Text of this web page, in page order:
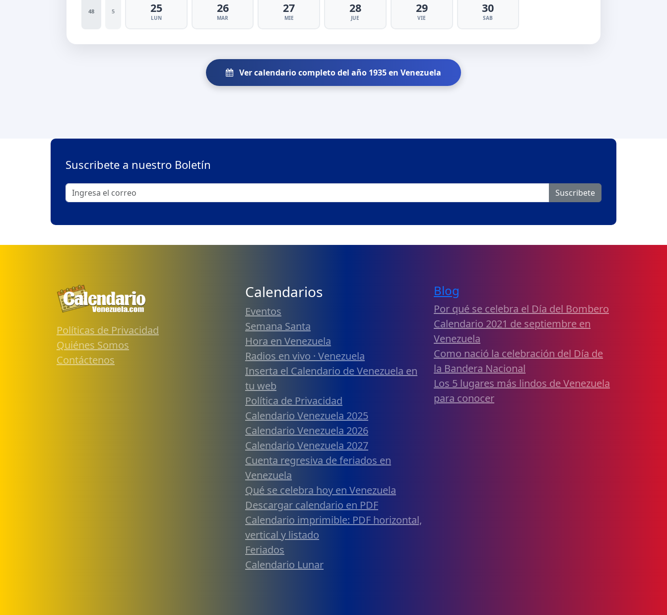
48 5 25
LUN
26
MAR
27
MIE
28
JUE
29
VIE
30
SAB
Ver calendario completo del año 1935 en Venezuela
Suscribete a nuestro Boletín
Suscribete
Políticas de Privacidad
Quiénes Somos
Contáctenos
Calendarios
Eventos
Semana Santa
Hora en Venezuela
Radios en vivo · Venezuela
Inserta el Calendario de Venezuela en
tu web
Política de Privacidad
Calendario Venezuela 2025
Calendario Venezuela 2026
Calendario Venezuela 2027
Cuenta regresiva de feriados en
Venezuela
Qué se celebra hoy en Venezuela
Descargar calendario en PDF
Calendario imprimible: PDF horizontal,
vertical y listado
Feriados
Calendario Lunar
Blog
Por qué se celebra el Día del Bombero
Calendario 2021 de septiembre en
Venezuela
Como nació la celebración del Día de
la Bandera Nacional
Los 5 lugares más lindos de Venezuela
para conocer